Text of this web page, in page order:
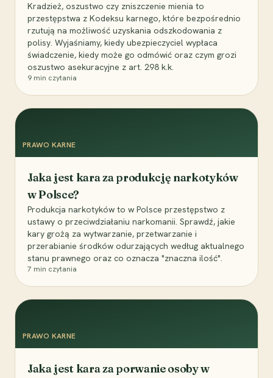
Kradzież, oszustwo czy zniszczenie mienia to
przestępstwa z Kodeksu karnego, które bezpośrednio
rzutują na możliwość uzyskania odszkodowania z
polisy. Wyjaśniamy, kiedy ubezpieczyciel wypłaca
świadczenie, kiedy może go odmówić oraz czym grozi
oszustwo asekuracyjne z art. 298 k.k.
9 min czytania
PRAWO KARNE
Jaka jest kara za produkcję narkotyków
w Polsce?
Produkcja narkotyków to w Polsce przestępstwo z
ustawy o przeciwdziałaniu narkomanii. Sprawdź, jakie
kary grożą za wytwarzanie, przetwarzanie i
przerabianie środków odurzających według aktualnego
stanu prawnego oraz co oznacza "znaczna ilość".
7 min czytania
PRAWO KARNE
Jaka jest kara za porwanie osoby w